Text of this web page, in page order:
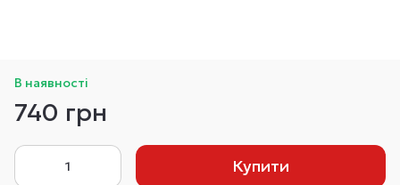
В наявності
740 грн
Купити